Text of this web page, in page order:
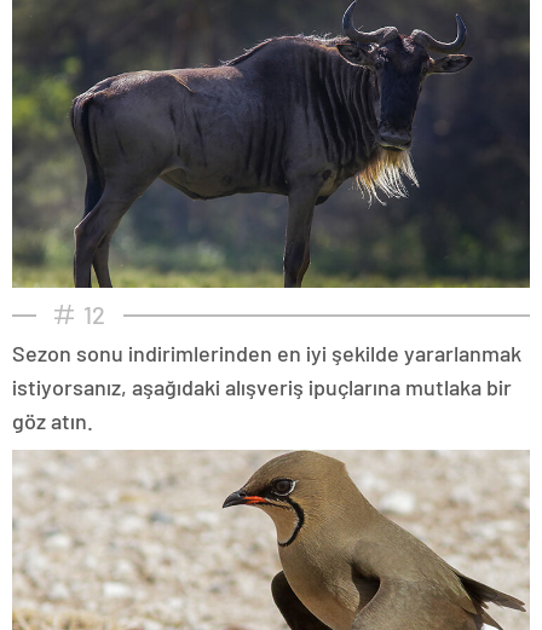
12
Sezon sonu indirimlerinden en iyi şekilde yararlanmak
istiyorsanız, aşağıdaki alışveriş ipuçlarına mutlaka bir
göz atın.